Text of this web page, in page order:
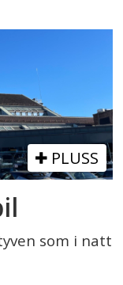
PLUSS
som i natt